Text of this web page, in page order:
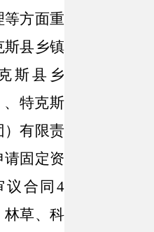
等方面重
斯县乡镇
斯县乡
、特克斯
）有限责
请固定资
议合同4
林草、科